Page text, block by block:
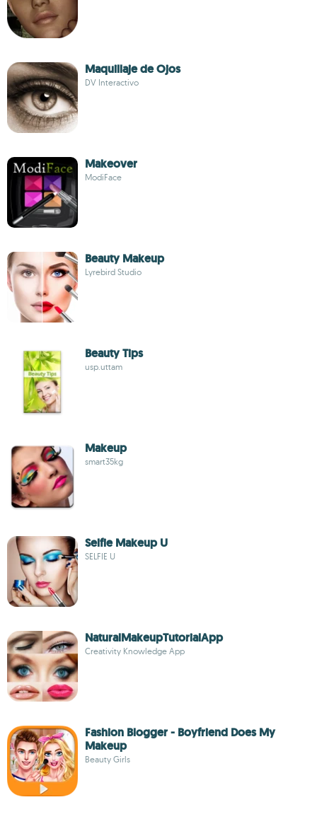
Maquillaje de Ojos
DV Interactivo
Makeover
ModiFace
Beauty Makeup
Lyrebird Studio
Beauty Tips
usp.uttam
Makeup
smart35kg
Selfie Makeup U
SELFIE U
NaturalMakeupTutorialApp
Creativity Knowledge App
Fashion Blogger - Boyfriend Does My
Makeup
Beauty Girls